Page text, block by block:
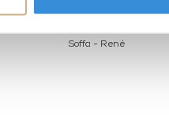
Soffa - René